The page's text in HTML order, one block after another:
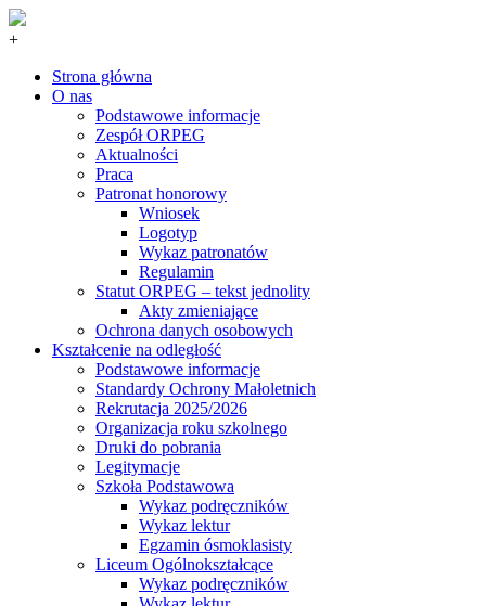
+
Strona główna
O nas
Podstawowe informacje
Zespół ORPEG
Aktualności
Praca
Patronat honorowy
Wniosek
Logotyp
Wykaz patronatów
Regulamin
Statut ORPEG – tekst jednolity
Akty zmieniające
Ochrona danych osobowych
Kształcenie na odległość
Podstawowe informacje
Standardy Ochrony Małoletnich
Rekrutacja 2025/2026
Organizacja roku szkolnego
Druki do pobrania
Legitymacje
Szkoła Podstawowa
Wykaz podręczników
Wykaz lektur
Egzamin ósmoklasisty
Liceum Ogólnokształcące
Wykaz podręczników